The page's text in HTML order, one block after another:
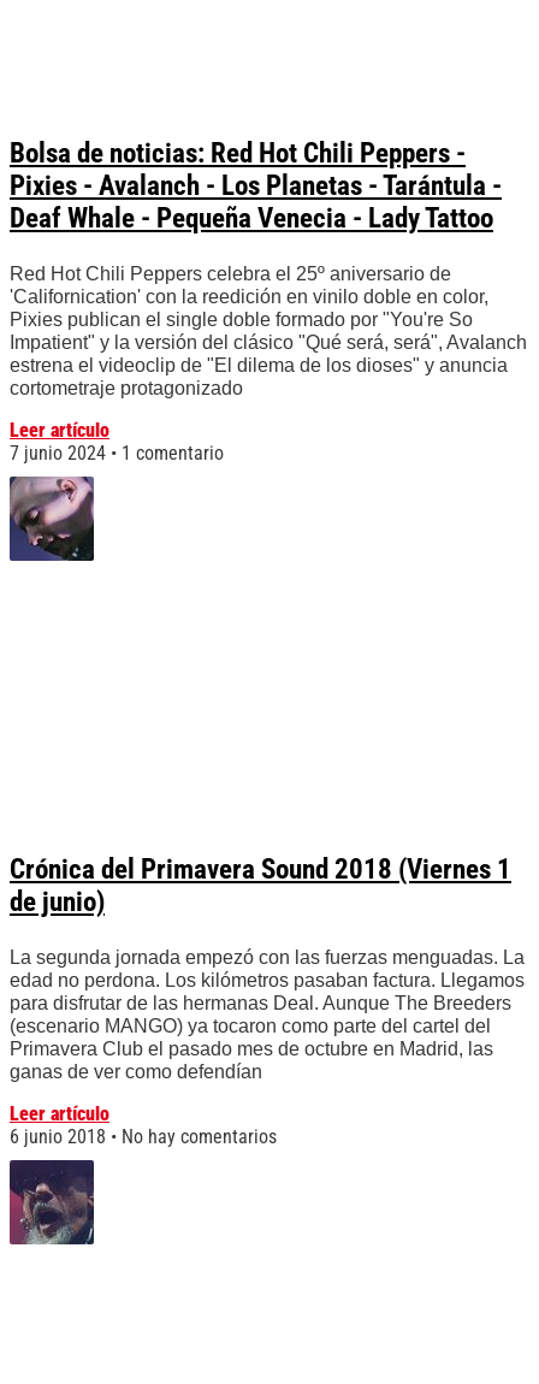
Bolsa de noticias: Red Hot Chili Peppers -
Pixies - Avalanch - Los Planetas - Tarántula -
Deaf Whale - Pequeña Venecia - Lady Tattoo
Red Hot Chili Peppers celebra el 25º aniversario de
'Californication' con la reedición en vinilo doble en color,
Pixies publican el single doble formado por "You're So
Impatient" y la versión del clásico "Qué será, será", Avalanch
estrena el videoclip de "El dilema de los dioses" y anuncia
cortometraje protagonizado
Leer artículo
7 junio 2024
1 comentario
Crónica del Primavera Sound 2018 (Viernes 1
de junio)
La segunda jornada empezó con las fuerzas menguadas. La
edad no perdona. Los kilómetros pasaban factura. Llegamos
para disfrutar de las hermanas Deal. Aunque The Breeders
(escenario MANGO) ya tocaron como parte del cartel del
Primavera Club el pasado mes de octubre en Madrid, las
ganas de ver como defendían
Leer artículo
6 junio 2018
No hay comentarios